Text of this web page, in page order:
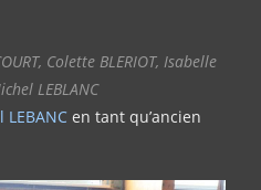
Colette BLERIOT, Isabelle
LEBLANC
LEBANC en tant qu’ancien